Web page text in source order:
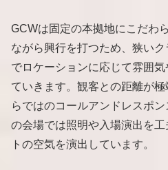
GCWは固定の本拠地にこだわ
ながら興行を打つため、狭い
でロケーションに応じて雰囲
ていきます。観客との距離が
らではのコールアンドレスポ
の会場では照明や入場演出を
トの空気を演出しています。